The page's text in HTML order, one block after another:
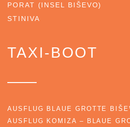
PORAT (INSEL BIŠEVO)
STINIVA
TAXI-BOOT
AUSFLUG BLAUE GROTTE
AUSFLUG KOMIZA – BLAUE